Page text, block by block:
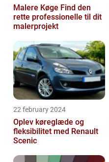
Malere Køge Find den
rette professionelle til dit
malerprojekt
22 february 2024
Oplev køreglæde og
fleksibilitet med Renault
Scenic